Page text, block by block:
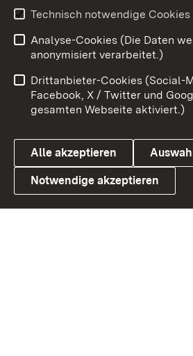
Youtube
Link zum Landesportal
Benutzungshinweise
Datenschutz
Cookies
Technisch notwendige Cookies
Analyse-Cookies (Die Daten
anonymisiert verarbeitet.)
Drittanbieter-Cookies (Social-
Facebook, X / Twitter und
gesamten Webseite aktiviert.)
Alle akzeptieren
Notwendige akzeptieren